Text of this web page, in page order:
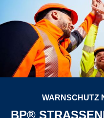
WARNSCHUTZ
BP®